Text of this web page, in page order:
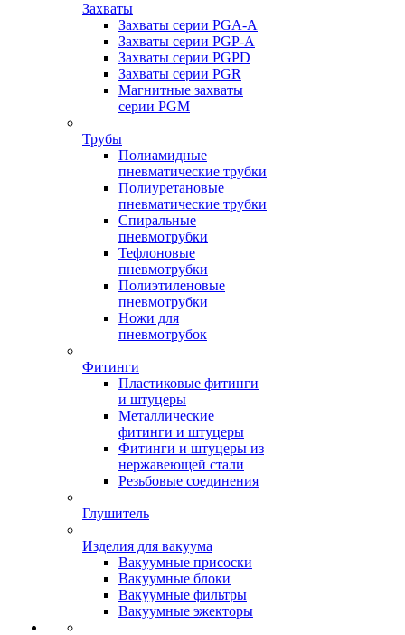
Захваты
Захваты серии PGA-A
Захваты серии PGP-A
Захваты серии PGPD
Захваты серии PGR
Магнитные захваты
серии PGM
Трубы
Полиамидные
пневматические трубки
Полиуретановые
пневматические трубки
Спиральные
пневмотрубки
Тефлоновые
пневмотрубки
Полиэтиленовые
пневмотрубки
Ножи для
пневмотрубок
Фитинги
Пластиковые фитинги
и штуцеры
Металлические
фитинги и штуцеры
Фитинги и штуцеры из
нержавеющей стали
Резьбовые соединения
Глушитель
Изделия для вакуума
Вакуумные присоски
Вакуумные блоки
Вакуумные фильтры
Вакуумные эжекторы